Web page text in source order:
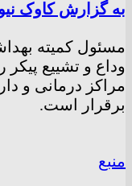
به گزارش کاوک
مسئول کمیته
وداع و تشییع
مراکز درمانی و
برقرار است.
منبع